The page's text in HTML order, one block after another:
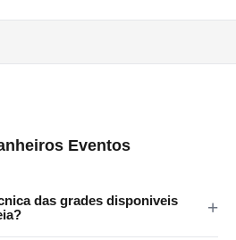
Eventos
das grades disponiveis